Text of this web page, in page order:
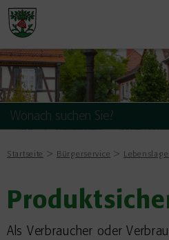
Startseite Bürgerservice
Als Verbraucher oder